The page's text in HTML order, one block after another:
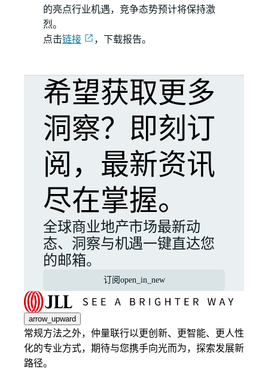
的亮点行业机遇，竞争态势预计将保持激
烈。
点击链接 ，下载报告。
希望获取更多
洞察？即刻订
阅，最新资讯
尽在掌握。
全球商业地产市场最新动
态、洞察与机遇一键直达您
的邮箱。
订阅open_in_new
arrow_upward
常规方法之外，仲量联行以更创新、更智能、更人性
化的专业方式，期待与您携手向光而为，探索发展新
路径。